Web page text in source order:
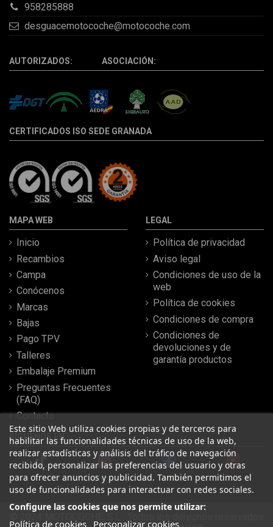
958285888
desguacemotocoche@motocoche.com
AUTORIZADOS: ASOCIACIÓN:
CERTIFICADOS ISO SEDE GRANADA
MAPA WEB
Inicio
Recambios
Campa
Conócenos
Marcas
Bajas
Pago TPV
Talleres
Embalaje Premium
Preguntas Frecuentes
(FAQ)
Contacto
LEGAL
Política de privacidad
Aviso legal
Condiciones de uso de la
web
Política de cookies
Condiciones de compra
Condiciones de
devoluciones y de
garantía productos
Este sitio Web utiliza cookies propias y de terceros para
habilitar las funcionalidades técnicas de uso de la web,
realizar estadísticas y análisis del tráfico de navegación
recibido, personalizar las preferencias del usuario y otras
para ofrecer anuncios y publicidad. También permitimos el
uso de funcionalidades para interactuar con redes sociales.
Configure las cookies que nos permite utilizar:
Política de cookies Personalizar cookies
SÍGUENOS EN